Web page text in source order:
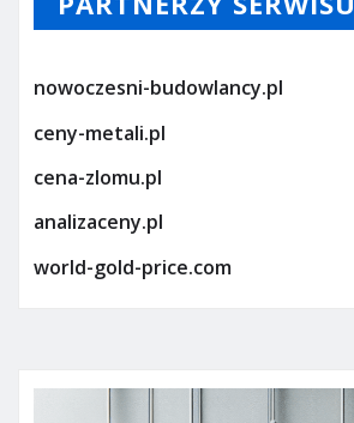
nowoczesni-budowlancy.pl
ceny-metali.pl
cena-zlomu.pl
analizaceny.pl
world-gold-price.com